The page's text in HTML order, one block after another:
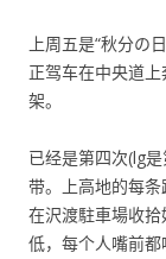
上周五是“秋分の
正驾车在中央道
架。
已经是第四次(lg
带。上高地的每
在沢渡駐車場收
低，每个人嘴前